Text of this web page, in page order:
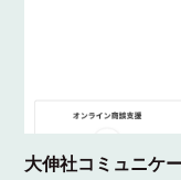
大伸社コミュニケ